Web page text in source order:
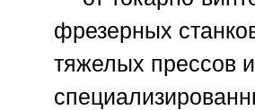
фрезерных
тяжелых прессов и